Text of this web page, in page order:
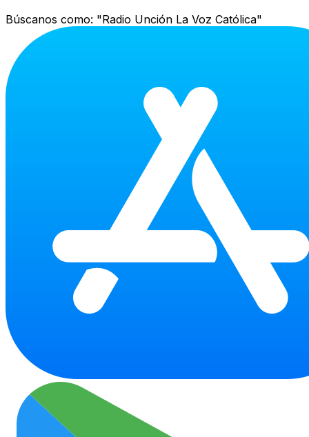
Búscanos como: "Radio Unción La Voz Católica"